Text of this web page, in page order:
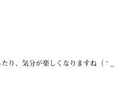
り、気分が楽しくなりますね（＾_